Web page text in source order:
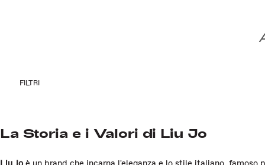
FILTRI
La Storia e i Valori di Liu Jo